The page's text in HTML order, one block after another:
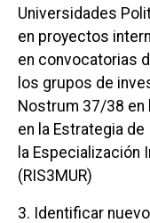
Universidades
en proyectos
en convocatorias
los grupos de
Nostrum 37/38
en la Estrategia
la Especialización
(RIS3MUR)
3. Identificar